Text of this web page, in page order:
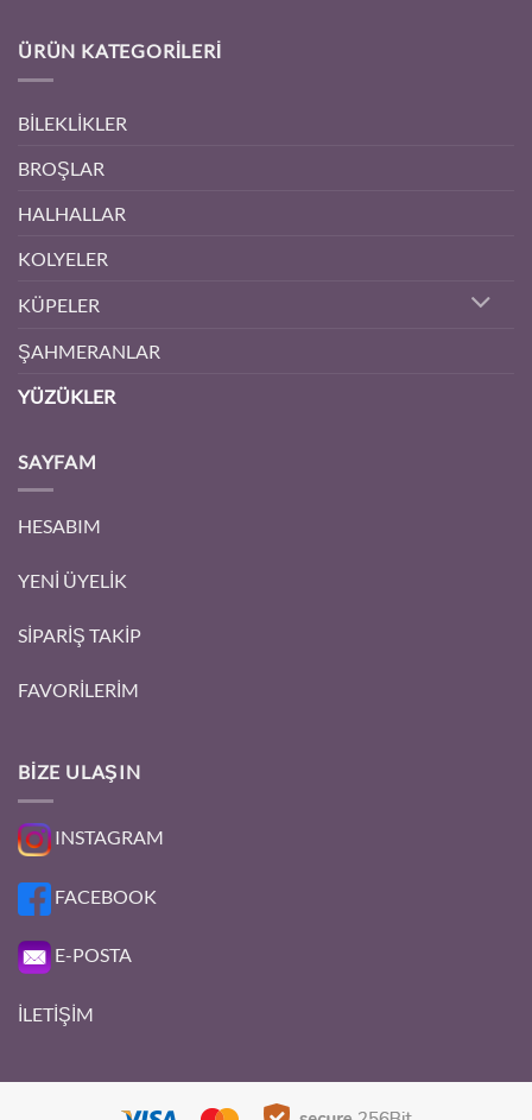
ÜRÜN KATEGORILERI
BİLEKLİKLER
BROŞLAR
HALHALLAR
KOLYELER
KÜPELER
ŞAHMERANLAR
YÜZÜKLER
SAYFAM
HESABIM
YENİ ÜYELİK
SİPARİŞ TAKİP
FAVORİLERİM
BIZE ULAŞIN
INSTAGRAM
FACEBOOK
E-POSTA
İLETİŞİM